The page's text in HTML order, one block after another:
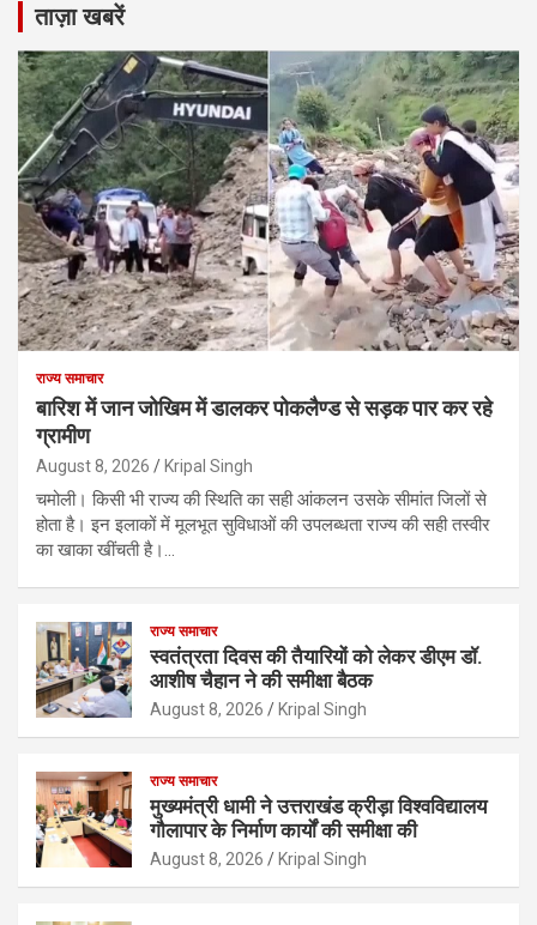
ताज़ा खबरें
राज्य समाचार
बारिश में जान जोखिम में डालकर पोकलैण्ड से सड़क पार कर रहे
ग्रामीण
August 8, 2026 Kripal Singh
चमोली। किसी भी राज्य की स्थिति का सही आंकलन उसके सीमांत जिलों से
होता है। इन इलाकों में मूलभूत सुविधाओं की उपलब्धता राज्य की सही तस्वीर
का खाका खींचती है।…
राज्य समाचार
स्वतंत्रता दिवस की तैयारियों को लेकर डीएम डॉ.
आशीष चैहान ने की समीक्षा बैठक
August 8, 2026 Kripal Singh
राज्य समाचार
मुख्यमंत्री धामी ने उत्तराखंड क्रीड़ा विश्वविद्यालय
गौलापार के निर्माण कार्यों की समीक्षा की
August 8, 2026 Kripal Singh